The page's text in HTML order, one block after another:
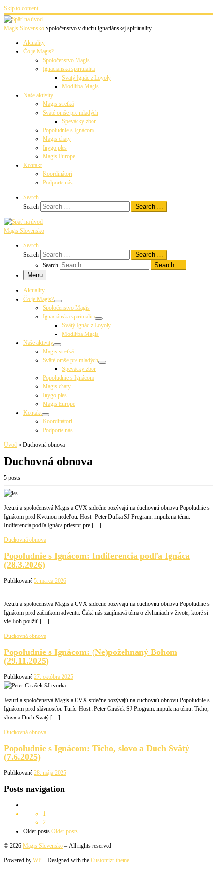
Skip to content
Magis Slovensko Spoločenstvo v duchu ignaciánskej spirituality
Aktuality
Čo je Magis?
Spoločenstvo Magis
Ignaciánska spiritualita
Svätý Ignác z Loyoly
Modlitba Magis
Naše aktivity
Magis stretká
Sväté omše pre mladých
Spevácky zbor
Popoludnie s Ignácom
Magis chaty
Inygo ples
Magis Europe
Kontakt
Koordinátori
Podporte nás
Search
Search
Search …
Magis Slovensko
Search
Search
Search …
Search
Search …
Menu
Aktuality
Čo je Magis?
Spoločenstvo Magis
Ignaciánska spiritualita
Svätý Ignác z Loyoly
Modlitba Magis
Naše aktivity
Magis stretká
Sväté omše pre mladých
Spevácky zbor
Popoludnie s Ignácom
Magis chaty
Inygo ples
Magis Europe
Kontakt
Koordinátori
Podporte nás
Úvod » Duchovná obnova
Duchovná obnova
5 posts
Jezuiti a spoločenstvá Magis a CVX srdečne pozývajú na duchovnú obnovu Popoludnie s
Ignácom pred Kvetnou nedeľou. Hosť: Peter Dufka SJ Program: impulz na tému:
Indiferencia podľa Ignáca priestor pre […]
Duchovná obnova
Popoludnie s Ignácom: Indiferencia podľa Ignáca
(28.3.2026)
Publikované 5. marca 2026
Jezuiti a spoločenstvá Magis a CVX srdečne pozývajú na duchovnú obnovu Popoludnie s
Ignácom pred začiatkom adventu. Čaká nás zaujímavá téma o zlyhaniach v živote, ktoré si
vie Boh použiť […]
Duchovná obnova
Popoludnie s Ignácom: (Ne)požehnaný Bohom
(29.11.2025)
Publikované 27. októbra 2025
Jezuiti a spoločenstvá Magis a CVX srdečne pozývajú na duchovnú obnovu Popoludnie s
Ignácom pred slávnosťou Turíc. Hosť: Peter Girašek SJ Program: impulz na tému: Ticho,
slovo a Duch Svätý […]
Duchovná obnova
Popoludnie s Ignácom: Ticho, slovo a Duch Svätý
(7.6.2025)
Publikované 28. mája 2025
Posts navigation
1
2
Older posts Older posts
© 2026 Magis Slovensko – All rights reserved
Powered by WP – Designed with the Customizr theme